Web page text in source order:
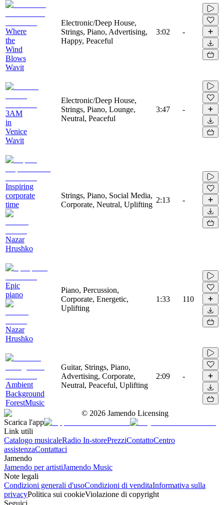
Where
the
Wind
Blows
Wavit
Electronic/Deep House,
Strings, Piano, Advertising,
Happy, Peaceful
3:02 -
3AM
in
Venice
Wavit
Electronic/Deep House,
Strings, Piano, Lounge,
Neutral, Peaceful
3:47 -
Inspiring
corporate
time
Nazar
Hrushko
Strings, Piano, Social Media,
Corporate, Neutral, Uplifting
2:13 -
Epic
piano
Nazar
Hrushko
Piano, Percussion,
Corporate, Energetic,
Uplifting
1:33 110
Ambient
Background
ForestMusic
Guitar, Strings, Piano,
Advertising, Corporate,
Neutral, Peaceful, Uplifting
2:09 -
© 2026 Jamendo Licensing
Scarica l'app
Link utili
Catalogo musicaleRadio In-storePrezziContattoCentro
assistenzaContattaci
Jamendo
Jamendo per artistiJamendo Music
Note legali
Condizioni generali d'usoCondizioni di venditaInformativa sulla
privacyPolitica sui cookieViolazione di copyright
Seguici